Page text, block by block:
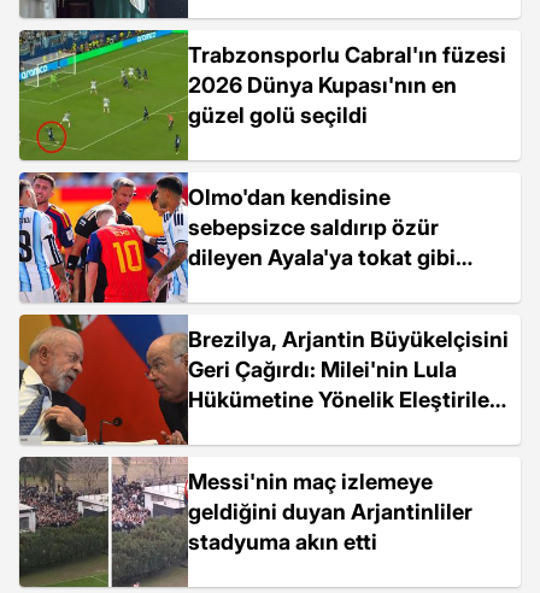
Trabzonsporlu Cabral'ın füzesi
2026 Dünya Kupası'nın en
güzel golü seçildi
Olmo'dan kendisine
sebepsizce saldırıp özür
dileyen Ayala'ya tokat gibi
Brezilya, Arjantin Büyükelçisini
Geri Çağırdı: Milei'nin Lula
Hükümetine Yönelik Eleştirileri
Messi'nin maç izlemeye
geldiğini duyan Arjantinliler
stadyuma akın etti